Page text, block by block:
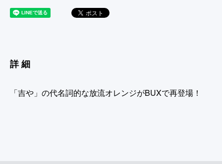
詳細
「吉や」の代名詞的な放流オレンジがBUXで再登場！